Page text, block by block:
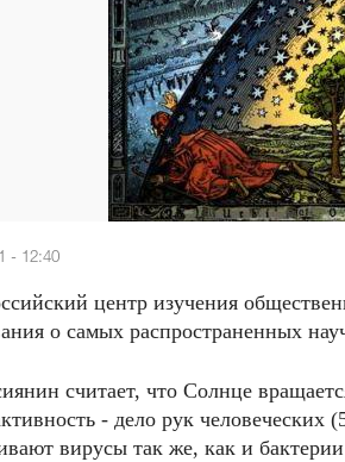
- 12:40
центр изучения
о самых распространенных
считает, что Солнце
- дело рук
вирусы так же, как и